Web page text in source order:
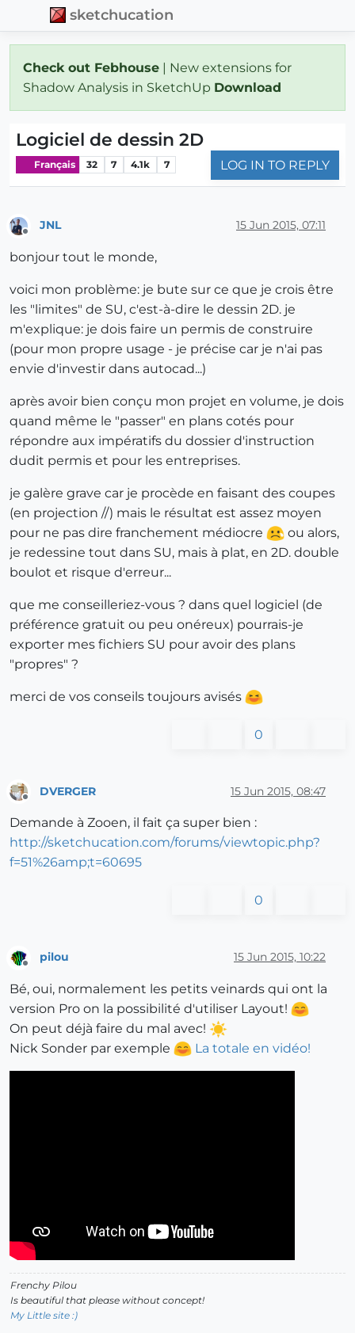
sketchucation
Check out Febhouse | New extensions for
Shadow Analysis in SketchUp Download
Logiciel de dessin 2D
Français 32 7 4.1k 7 LOG IN TO REPLY
JNL 15 Jun 2015, 07:11
bonjour tout le monde,
voici mon problème: je bute sur ce que je crois être
les "limites" de SU, c'est-à-dire le dessin 2D. je
m'explique: je dois faire un permis de construire
(pour mon propre usage - je précise car je n'ai pas
envie d'investir dans autocad...)
après avoir bien conçu mon projet en volume, je dois
quand même le "passer" en plans cotés pour
répondre aux impératifs du dossier d'instruction
dudit permis et pour les entreprises.
je galère grave car je procède en faisant des coupes
(en projection //) mais le résultat est assez moyen
pour ne pas dire franchement médiocre
ou alors,
je redessine tout dans SU, mais à plat, en 2D. double
boulot et risque d'erreur...
que me conseilleriez-vous ? dans quel logiciel (de
préférence gratuit ou peu onéreux) pourrais-je
exporter mes fichiers SU pour avoir des plans
"propres" ?
merci de vos conseils toujours avisés
0
DVERGER 15 Jun 2015, 08:47
Demande à Zooen, il fait ça super bien :
http://sketchucation.com/forums/viewtopic.php?
f=51%26amp;t=60695
0
Offline
pilou 15 Jun 2015, 10:22
Bé, oui, normalement les petits veinards qui ont la
version Pro on la possibilité d'utiliser Layout!
On peut déjà faire du mal avec!
Nick Sonder par exemple
La totale en vidéo!
Frenchy Pilou
Is beautiful that please without concept!
My Little site :)